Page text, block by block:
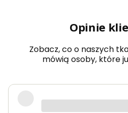
Opinie
Zobacz, co o naszych
mówią osoby, które
Bardzo dobra